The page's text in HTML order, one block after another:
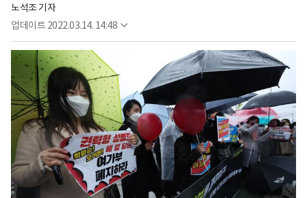
노석조 기자
업데이트 2022.03.14. 14:48